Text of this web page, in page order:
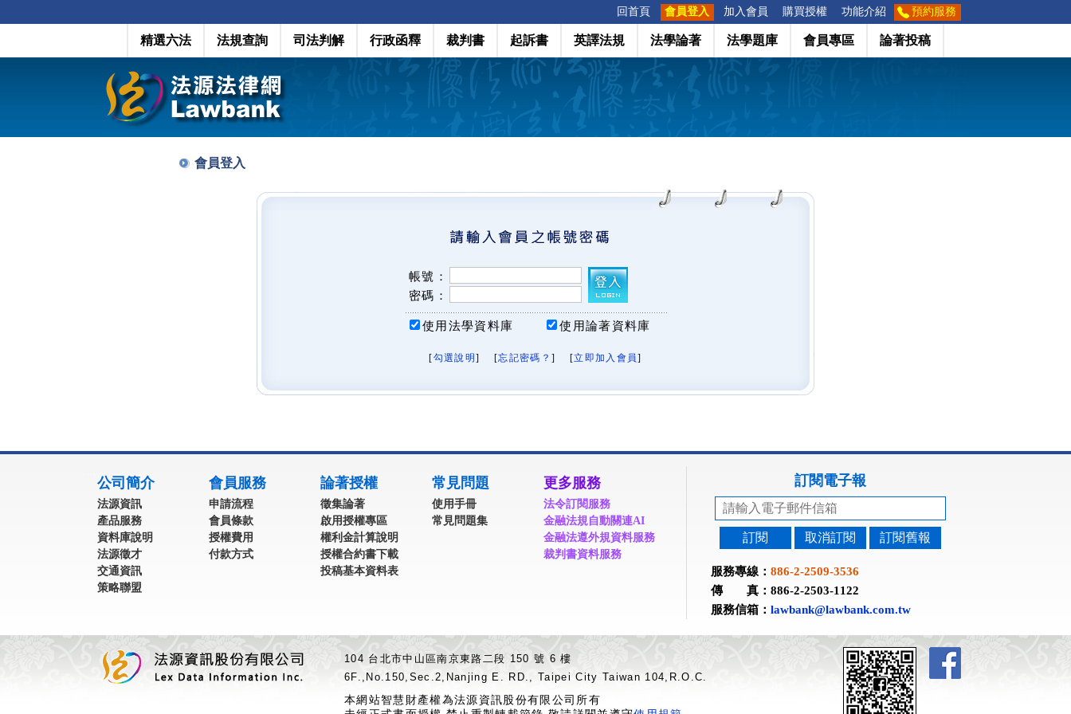
回首頁 會員登入 加入會員 購買授權 功能介紹 預約服務
精選六法 法規查詢 司法判解 行政函釋 裁判書 起訴書 英譯法規 法學論著 法學題庫 會員專區 論著投稿
會員登入
帳號：
密碼：
使用法學資料庫 使用論著資料庫
[勾選說明 ] [忘記密碼？ ] [立即加入會員]
公司簡介
法源資訊
產品服務
資料庫說明
法源徵才
交通資訊
策略聯盟
會員服務
申請流程
會員條款
授權費用
付款方式
論著授權
徵集論著
啟用授權專區
權利金計算說明
授權合約書下載
投稿基本資料表
常見問題
使用手冊
常見問題集
更多服務
法令訂閱服務
金融法規自動關連AI
金融法遵外規資料服務
裁判書資料服務
訂閱電子報
訂閱 取消訂閱 訂閱舊報
服務專線： 886-2-2509-3536
傳 真：886-2-2503-1122
服務信箱： lawbank@lawbank.com.tw
104 台北市中山區南京東路二段 150 號 6 樓
6F.,No.150,Sec.2,Nanjing E. RD., Taipei City Taiwan 104,R.O.C.
本網站智慧財產權為法源資訊股份有限公司所有